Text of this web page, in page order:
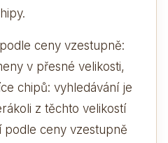
ceny vzestupně:
v přesné velikosti,
chipů: vyhledávání je
z těchto velikostí
ceny vzestupně